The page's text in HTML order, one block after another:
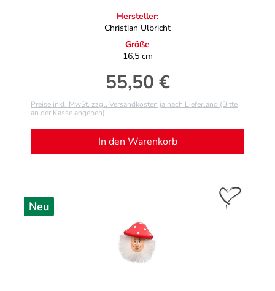
Hersteller:
Christian Ulbricht
Größe
16,5 cm
Regulärer Preis:
55,50 €
Preise inkl. MwSt. zzgl. Versandkosten ja nach Lieferland (Bitte
an der Kasse angeben)
In den Warenkorb
Neu